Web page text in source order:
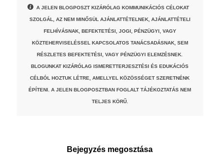
A JELEN BLOGPOSZT KIZÁRÓLAG KOMMUNIKÁCIÓS CÉLOKAT
SZOLGÁL, AZ NEM MINŐSÜL AJÁNLATTÉTELNEK, AJÁNLATTÉTELI
FELHÍVÁSNAK, BEFEKTETÉSI, JOGI, PÉNZÜGYI, VAGY
KÖZTEHERVISELÉSSEL KAPCSOLATOS TANÁCSADÁSNAK, SEM
RÉSZLETES BEFEKTETÉSI, VAGY PÉNZÜGYI ELEMZÉSNEK.
BLOGUNKAT KIZÁRÓLAG ISMERETTERJESZTÉSI ÉS EDUKÁCIÓS
CÉLBÓL HOZTUK LÉTRE, AMELLYEL KÖZÖSSÉGET SZERETNÉNK
ÉPÍTENI. A JELEN BLOGPOSZTBAN FOGLALT TÁJÉKOZTATÁS NEM
TELJES KÖRŰ.
Bejegyzés megosztása